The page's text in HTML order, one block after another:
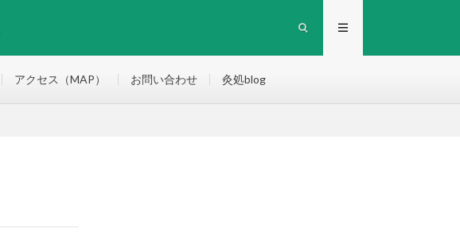
アクセス（MAP） お問い合わせ 灸処blog